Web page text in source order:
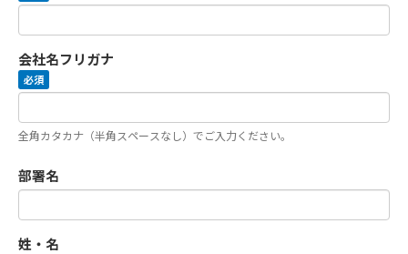
会社名フリガナ
必須
全角カタカナ（半角スペースなし）でご入力ください。
部署名
姓・名